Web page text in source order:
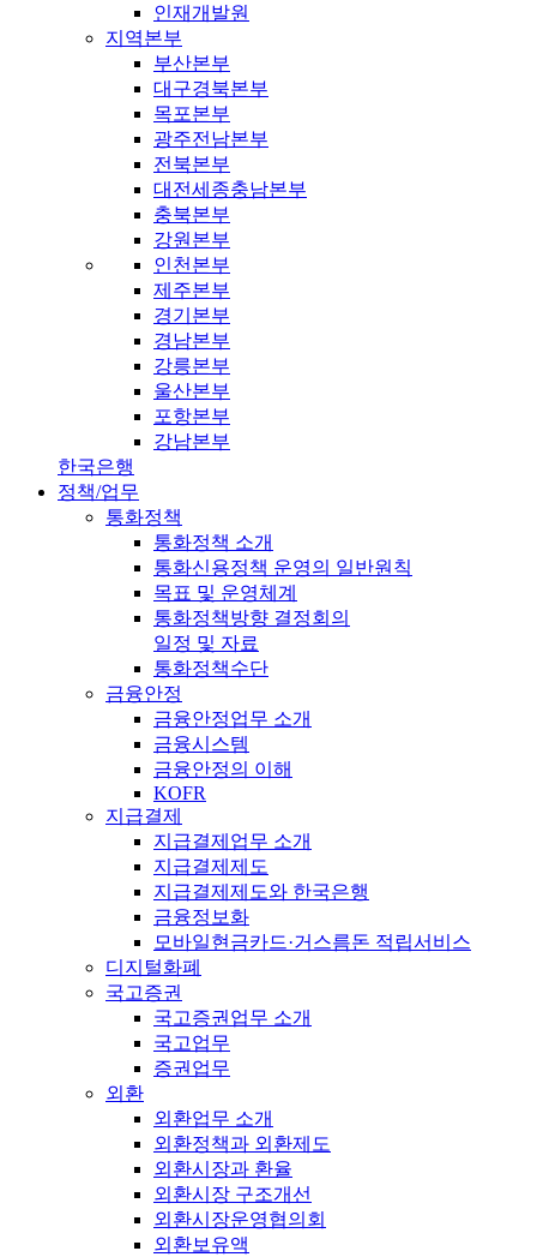
인재개발원
지역본부
부산본부
대구경북본부
목포본부
광주전남본부
전북본부
대전세종충남본부
충북본부
강원본부
인천본부
제주본부
경기본부
경남본부
강릉본부
울산본부
포항본부
강남본부
한국은행
정책/업무
통화정책
통화정책 소개
통화신용정책 운영의 일반원칙
목표 및 운영체계
통화정책방향 결정회의
일정 및 자료
통화정책수단
금융안정
금융안정업무 소개
금융시스템
금융안정의 이해
KOFR
지급결제
지급결제업무 소개
지급결제제도
지급결제제도와 한국은행
금융정보화
모바일현금카드·거스름돈 적립서비스
디지털화폐
국고증권
국고증권업무 소개
국고업무
증권업무
외환
외환업무 소개
외환정책과 외환제도
외환시장과 환율
외환시장 구조개선
외환시장운영협의회
외환보유액